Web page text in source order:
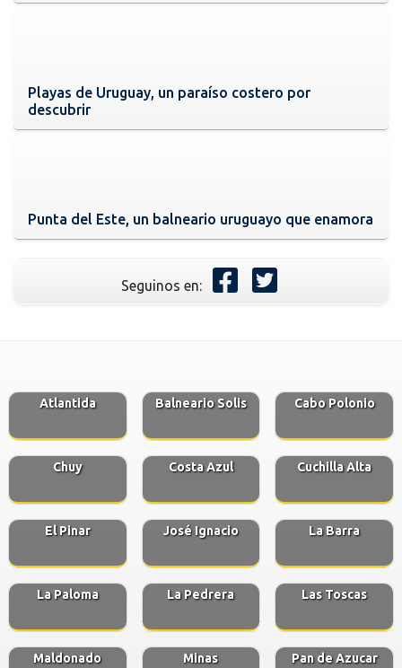
Playas de Uruguay, un paraíso costero por
descubrir
Punta del Este, un balneario uruguayo que enamora
Seguinos en:
Atlantida Balneario Solis Cabo Polonio
Chuy Costa Azul Cuchilla Alta
El Pinar José Ignacio La Barra
La Paloma La Pedrera Las Toscas
Maldonado Minas Pan de Azucar